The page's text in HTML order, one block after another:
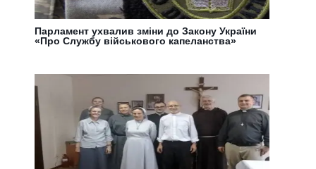
Парламент ухвалив зміни до Закону України
«Про Службу військового капеланства»